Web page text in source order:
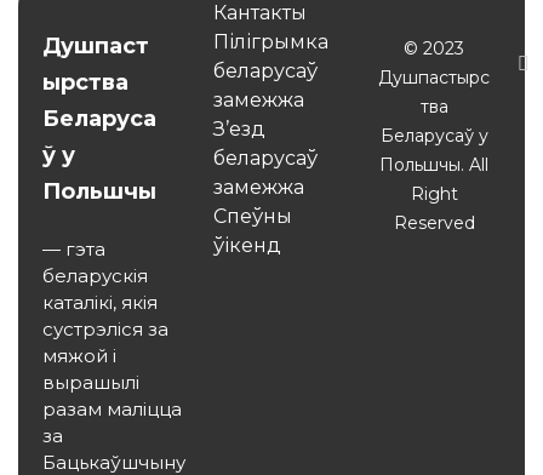
Душпаст
ырства
Беларуса
ў у
Польшчы
— гэта
беларускія
каталікі, якія
сустрэліся за
мяжой і
вырашылі
разам маліцца
за
Бацькаўшчыну
Кантакты
Пілігрымка
беларусаў
замежжа
З’езд
беларусаў
замежжа
Спеўны
ўікенд
© 2023
Душпастырс
тва
Беларусаў у
Польшчы. All
Right
Reserved